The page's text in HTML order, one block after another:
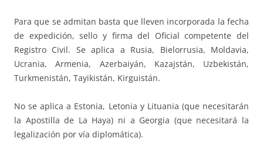
Para que se admitan basta que lleven incorporada la fecha
de expedición, sello y firma del Oficial competente del
Registro Civil. Se aplica a Rusia, Bielorrusia, Moldavia,
Ucrania, Armenia, Azerbaiyán, Kazajstán, Uzbekistán,
Turkmenistán, Tayikistán, Kirguistán.
No se aplica a Estonia, Letonia y Lituania (que necesitarán
la Apostilla de La Haya) ni a Georgia (que necesitará la
legalización por vía diplomática).